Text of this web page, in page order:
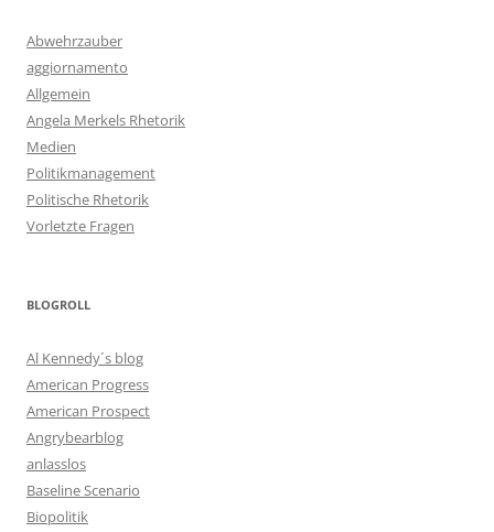
Abwehrzauber
aggiornamento
Allgemein
Angela Merkels Rhetorik
Medien
Politikmanagement
Politische Rhetorik
Vorletzte Fragen
BLOGROLL
Al Kennedy´s blog
American Progress
American Prospect
Angrybearblog
anlasslos
Baseline Scenario
Biopolitik